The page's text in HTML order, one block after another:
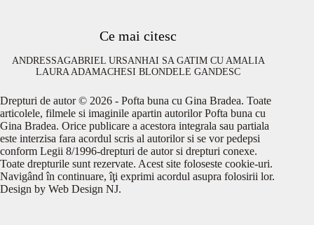
Ce mai citesc
ANDRESSAGABRIEL URSANHAI SA GATIM CU AMALIA
LAURA ADAMACHESI BLONDELE GANDESC
Drepturi de autor © 2026 - Pofta buna cu Gina Bradea. Toate
articolele, filmele si imaginile apartin autorilor Pofta buna cu
Gina Bradea. Orice publicare a acestora integrala sau partiala
este interzisa fara acordul scris al autorilor si se vor pedepsi
conform Legii 8/1996-drepturi de autor si drepturi conexe.
Toate drepturile sunt rezervate. Acest site foloseste cookie-uri.
Navigând în continuare, îţi exprimi acordul asupra folosirii lor.
Design by Web Design NJ.